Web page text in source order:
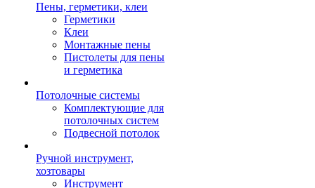
Пены, герметики, клеи
Герметики
Клеи
Монтажные пены
Пистолеты для пены
и герметика
Потолочные системы
Комплектующие для
потолочных систем
Подвесной потолок
Ручной инструмент,
хозтовары
Инструмент